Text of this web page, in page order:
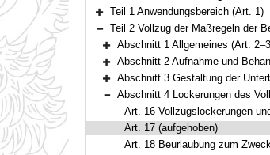
Bereich reduzieren
Bereich erweitern
Teil 1 Anwendungsbereich (Art. 1)
Bereich reduzieren
Teil 2 Vollzug der Maßregeln der Besserung und Sicherung (Art.
Bereich erweitern
Abschnitt 1 Allgemeines (Art.
Bereich erweitern
Abschnitt 2 Aufnahme und Behandlung der untergebrachten Person
Bereich erweitern
Abschnitt 3 Gestaltung der Unterbringung (Art.
Bereich reduzieren
Abschnitt 4 Lockerungen des Vollzugs; Ausführung und Vorführung (Art.
Art. 16 Vollzugslockerungen und
Art. 17 (aufgehoben)
Art. 18 Beurlaubung zum Zwecke des